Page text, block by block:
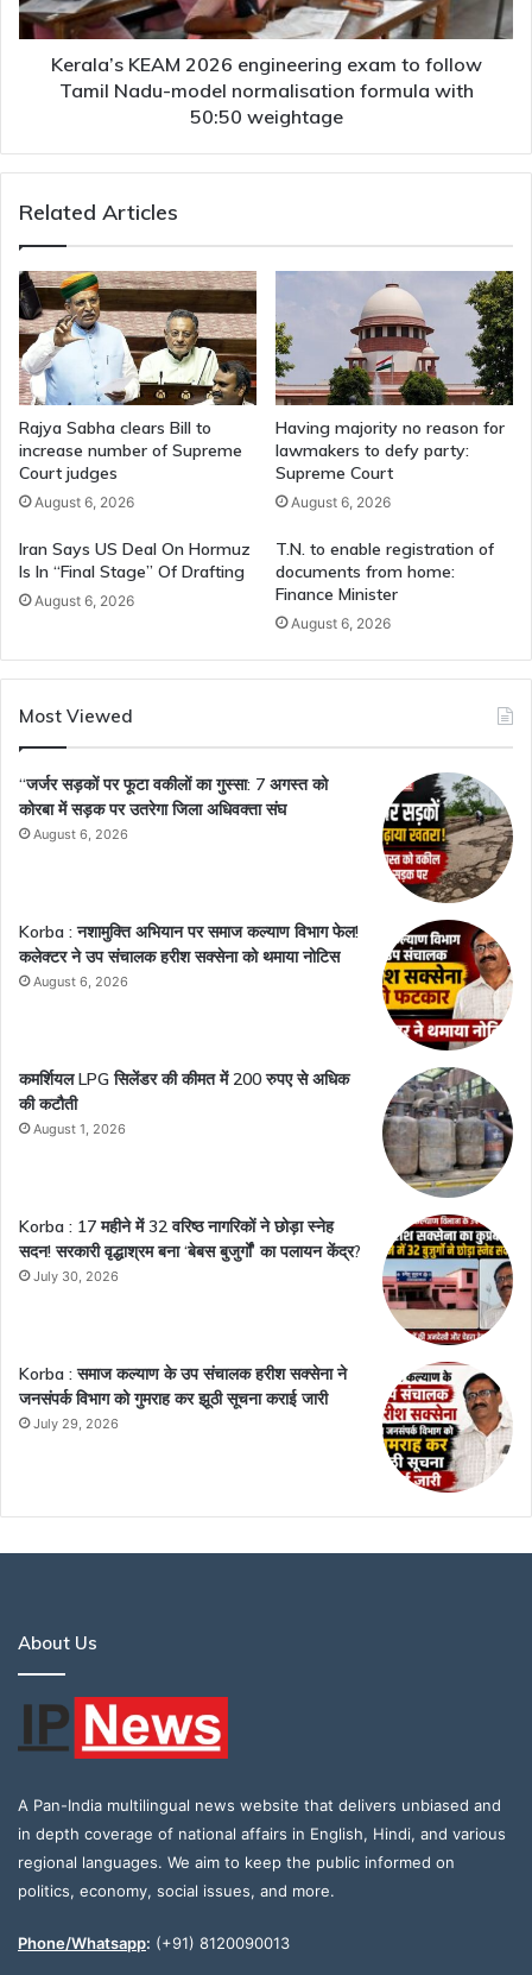
Tamil
Nadu-
model
normalisation
50:50
Kerala’s KEAM 2026 engineering exam to follow
Tamil Nadu-model normalisation formula with
50:50 weightage
Related Articles
Rajya Sabha clears Bill to
increase number of Supreme
Court judges
August 6, 2026
Having majority no reason for
lawmakers to defy party:
Supreme Court
August 6, 2026
Iran Says US Deal On Hormuz
Is In “Final Stage” Of Drafting
August 6, 2026
T.N. to enable registration of
documents from home:
Finance Minister
August 6, 2026
Most Viewed
“जर्जर सड़कों पर फूटा वकीलों का गुस्सा: 7 अगस्त को
कोरबा में सड़क पर उतरेगा जिला अधिवक्ता संघ
August 6, 2026
Korba : नशामुक्ति अभियान पर समाज कल्याण विभाग फेल!
कलेक्टर ने उप संचालक हरीश सक्सेना को थमाया नोटिस
August 6, 2026
कमर्शियल LPG सिलेंडर की कीमत में 200 रुपए से अधिक
की कटौती
August 1, 2026
Korba : 17 महीने में 32 वरिष्ठ नागरिकों ने छोड़ा स्नेह
सदन! सरकारी वृद्धाश्रम बना ‘बेबस बुजुर्गों’ का पलायन केंद्र?
July 30, 2026
Korba : समाज कल्याण के उप संचालक हरीश सक्सेना ने
जनसंपर्क विभाग को गुमराह कर झूठी सूचना कराई जारी
July 29, 2026
About Us
A Pan-India multilingual news website that delivers unbiased and
in depth coverage of national affairs in English, Hindi, and various
regional languages. We aim to keep the public informed on
politics, economy, social issues, and more.
Phone/Whatsapp: (+91) 8120090013